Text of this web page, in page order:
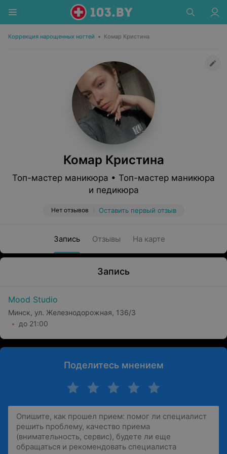
Коррекция нарощенных ногтей • Комар Кристина
Комар Кристина
Топ-мастер маникюра • Топ-мастер маникюра
и педикюра
Нет отзывов Оставить первый отзыв
Запись Отзывы На карте
Запись
Mood Studio
Минск, ул. Железнодорожная, 136/3
до 21:00
Поделитесь мнением